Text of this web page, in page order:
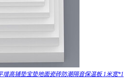
高铺垫宝垫地面瓷砖防潮隔音保温板 1米宽*1